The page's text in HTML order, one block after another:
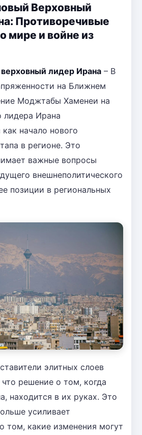
Верховный
Противоречивые
мире и войне из
лидер Ирана – В
на Ближнем
Моджтабы Хаменеи на
лидера Ирана
начало нового
в регионе. Это
важные вопросы
внешнеполитического
позиции в региональных
элитных слоев
решение о том, когда
находится в их руках. Это
усиливает
том, какие изменения могут